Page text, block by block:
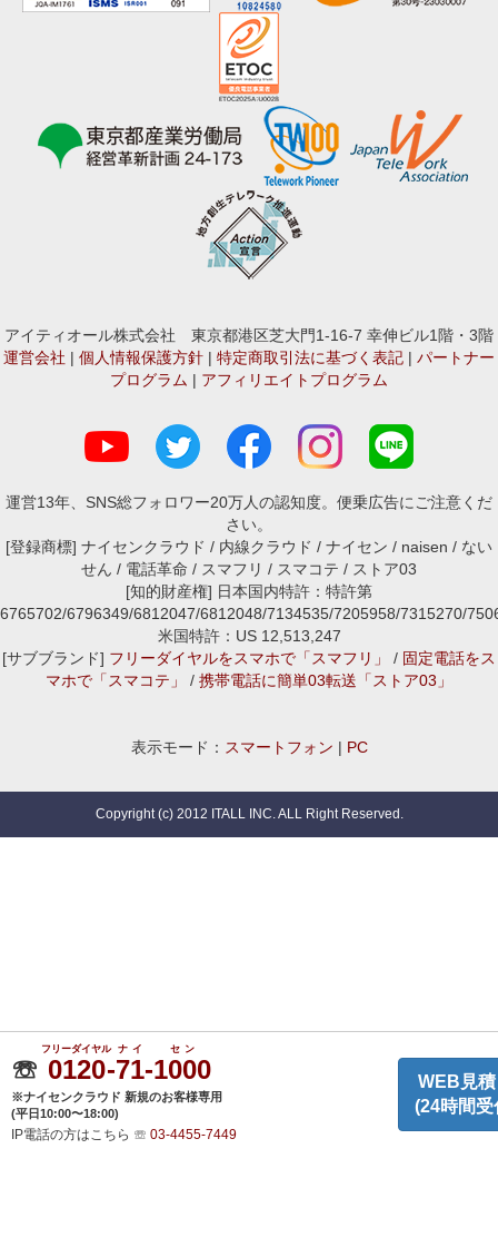
アイティオール株式会社 東京都港区芝大門1-16-7 幸伸ビル1階・3階
運営会社 | 個人情報保護方針 | 特定商取引法に基づく表記 | パートナー
プログラム | アフィリエイトプログラム
運営13年、SNS総フォロワー20万人の認知度。便乗広告にご注意くだ
さい。
[登録商標] ナイセンクラウド / 内線クラウド / ナイセン / naisen / ない
せん / 電話革命 / スマフリ / スマコテ / ストア03
[知的財産権] 日本国内特許：特許第
6765702/6796349/6812047/6812048/7134535/7205958/7315270/
米国特許：US 12,513,247
[サブブランド] フリーダイヤルをスマホで「スマフリ」 / 固定電話をス
マホで「スマコテ」
/ 携帯電話に簡単03転送「ストア03」
表示モード： スマートフォン | PC
Copyright (c) 2012 ITALL INC. ALL Right Reserved.
☏ 0120
フリーダイヤル
-71
ナイ
-1000
セン
※ナイセンクラウド 新規のお客様専用
(平日10:00〜18:00)
IP電話の方はこちら ☏ 03-4455-7449
WEB見
(24時間受